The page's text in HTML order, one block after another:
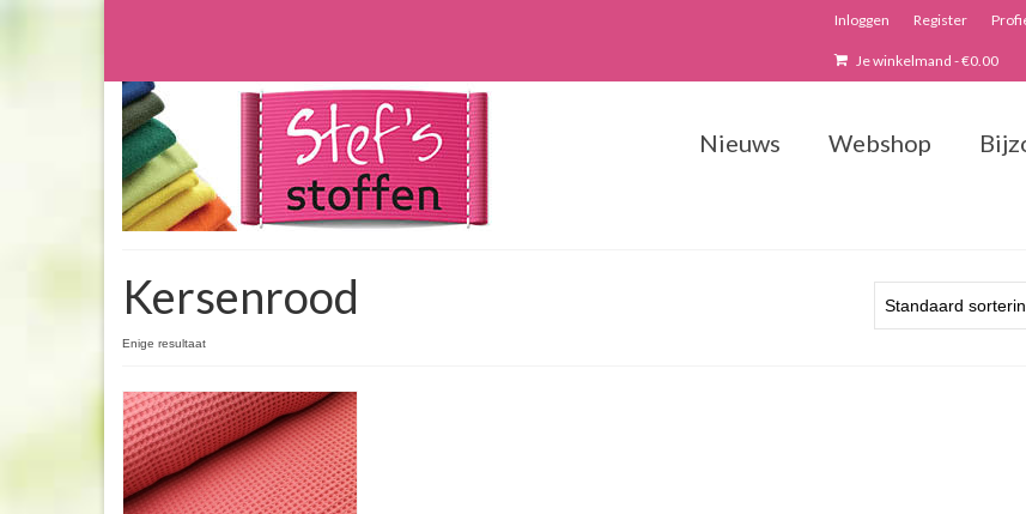
Inloggen Register
Je winkelmand -€0.00
Nieuws Webshop
Kersenrood
Enige resultaat